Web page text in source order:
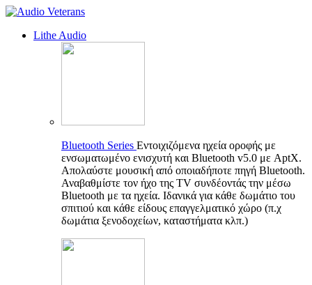
Lithe Audio
Bluetooth Series Εντοιχιζόμενα ηχεία οροφής με
ενσωματωμένο ενισχυτή και Bluetooth v5.0 με AptX.
Απολαύστε μουσική από οποιαδήποτε πηγή Bluetooth.
Αναβαθμίστε τον ήχο της TV συνδέοντάς την μέσω
Bluetooth με τα ηχεία. Ιδανικά για κάθε δωμάτιο του
σπιτιού και κάθε είδους επαγγελματικό χώρο (π.χ
δωμάτια ξενοδοχείων, καταστήματα κλπ.)